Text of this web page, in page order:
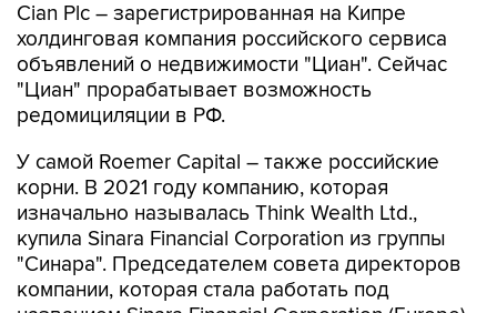
Cian Plc – зарегистрированная на Кипре
холдинговая компания российского сервиса
объявлений о недвижимости "Циан". Сейчас
"Циан" прорабатывает возможность
редомициляции в РФ.
У самой Roemer Capital – также российские
корни. В 2021 году компанию, которая
изначально называлась Think Wealth Ltd.,
купила Sinara Financial Corporation из группы
"Синара". Председателем совета директоров
компании, которая стала работать под